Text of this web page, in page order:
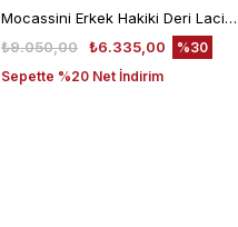
Mocassini Erkek Hakiki Deri Lacivert Spor & Sneaker Ayakkabı
₺6.335,00
₺9.050,00
Sepette %20 Net İndirim
%30